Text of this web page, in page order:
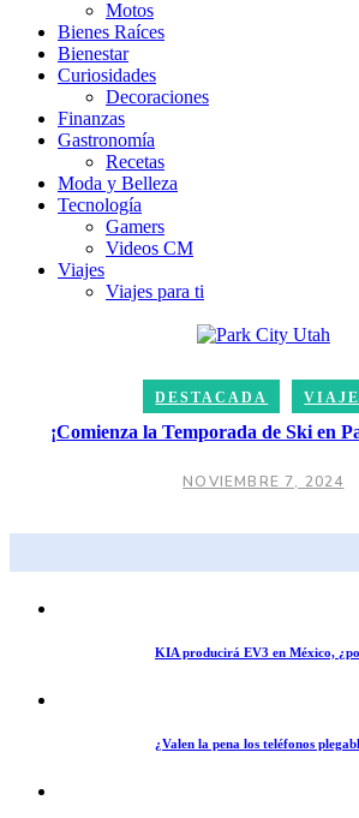
Motos
Bienes Raíces
Bienestar
Curiosidades
Decoraciones
Finanzas
Gastronomía
Recetas
Moda y Belleza
Tecnología
Gamers
Videos CM
Viajes
Viajes para ti
DESTACADA
¡Comienza la Temporada de Ski en
NOVIEMBRE 7, 2024
KIA producirá EV3 en México,
¿Valen la pena los teléfonos